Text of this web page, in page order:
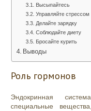
Высыпайтесь
Управляйте стрессом
Делайте зарядку
Соблюдайте диету
Бросайте курить
Выводы
Роль гормонов
Эндокринная
специальные